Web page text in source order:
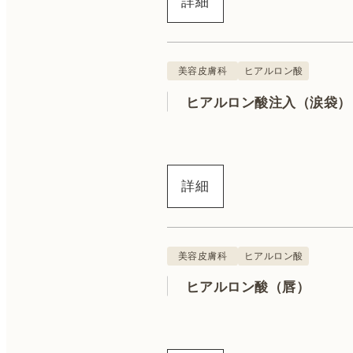
ハイドラジェントル
美容皮膚科 ヒアルロン酸
ヒアルロン酸注入（涙袋）
詳細
美容皮膚科 ヒアルロン酸
ヒアルロン酸（唇）